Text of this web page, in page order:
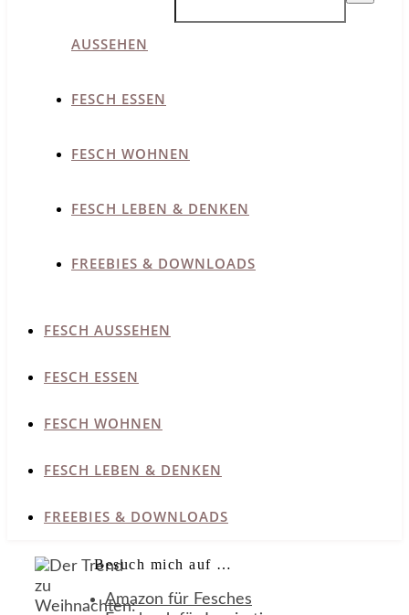
AUSSEHEN
FESCH ESSEN
FESCH WOHNEN
FESCH LEBEN & DENKEN
FREEBIES & DOWNLOADS
FESCH AUSSEHEN
FESCH ESSEN
FESCH WOHNEN
FESCH LEBEN & DENKEN
FREEBIES & DOWNLOADS
Besuch mich auf …
Amazon für Fesches